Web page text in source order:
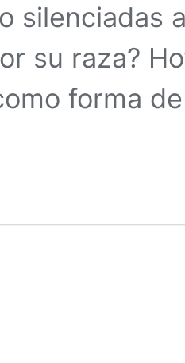
silenciadas
su raza?
forma